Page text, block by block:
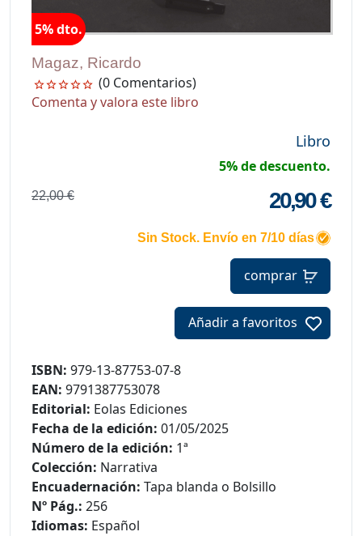
5% dto.
Magaz, Ricardo
(0 Comentarios)
Comenta y valora este libro
Libro
5% de descuento.
22,00 € 20,90 €
Sin Stock. Envío en 7/10 días
comprar
Añadir a favoritos
ISBN: 979-13-87753-07-8
EAN: 9791387753078
Editorial: Eolas Ediciones
Fecha de la edición: 01/05/2025
Número de la edición: 1ª
Colección: Narrativa
Encuadernación: Tapa blanda o Bolsillo
Nº Pág.: 256
Idiomas: Español